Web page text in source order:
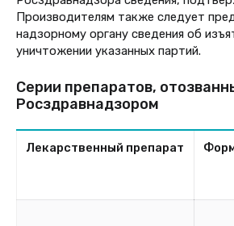
Производителям также следует
надзорному органу сведения об
уничтожении указанных партий.
Серии препаратов,
Росздравнадзором
Лекарственный препарат